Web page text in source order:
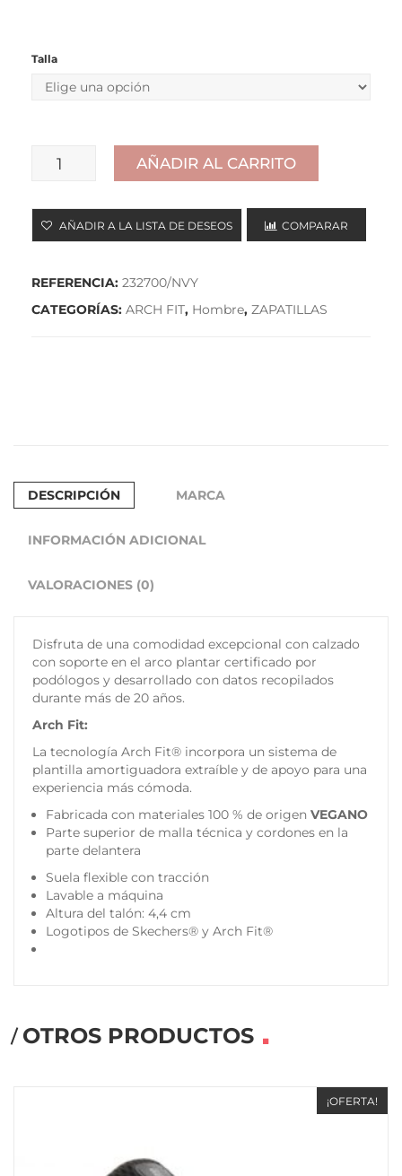
Talla
SKECHERS
FIT
AZUL
AÑADIR AL CARRITO
AÑADIR A LA LISTA DE DESEOS COMPARAR
REFERENCIA: 232700/NVY
CATEGORÍAS: ARCH FIT, Hombre, ZAPATILLAS
DESCRIPCIÓN MARCA
INFORMACIÓN ADICIONAL
VALORACIONES (0)
Disfruta de una comodidad excepcional con calzado
con soporte en el arco plantar certificado por
podólogos y desarrollado con datos recopilados
durante más de 20 años.
Arch Fit:
La tecnología Arch Fit® incorpora un sistema de
plantilla amortiguadora extraíble y de apoyo para una
experiencia más cómoda.
Fabricada con materiales 100 % de origen VEGANO
Parte superior de malla técnica y cordones en la
parte delantera
Suela flexible con tracción
Lavable a máquina
Altura del talón: 4,4 cm
Logotipos de Skechers® y Arch Fit®
OTROS PRODUCTOS
¡OFERTA!